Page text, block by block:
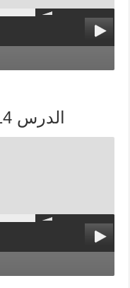
الدرس 14 : إثبات الصفات الخبرية